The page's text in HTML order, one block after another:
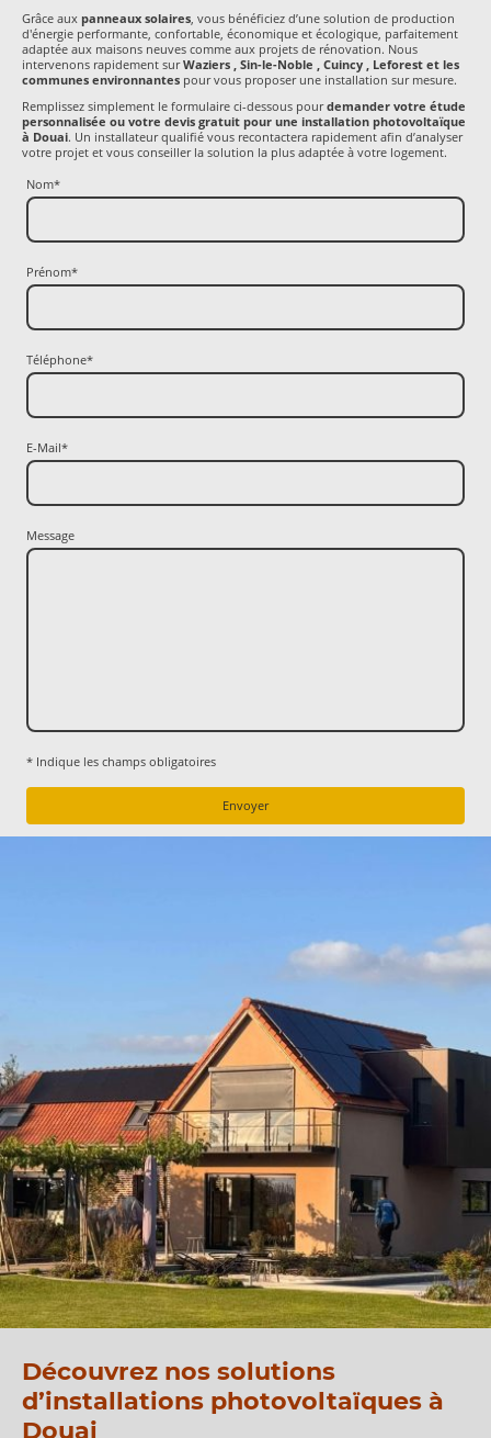
Grâce aux panneaux solaires , vous bénéficiez d’une solution de production
d'énergie performante, confortable, économique et écologique, parfaitement
adaptée aux maisons neuves comme aux projets de rénovation. Nous
intervenons rapidement surWaziers , Sin-le-Noble , Cuincy , Leforest et les
communes environnantes pour vous proposer une installation sur mesure.
Remplissez simplement le formulaire ci-dessous pourdemander votre étude
personnalisée ou votre devis gratuit pour une installation photovoltaïque
à Douai. Un installateur qualifié vous recontactera rapidement afin d’analyser
votre projet et vous conseiller la solution la plus adaptée à votre logement.
Nom*
Prénom*
Téléphone*
E-Mail*
Message
* Indique les champs obligatoires
Envoyer
Découvrez nos solutions
d’installations photovoltaïques à
Douai